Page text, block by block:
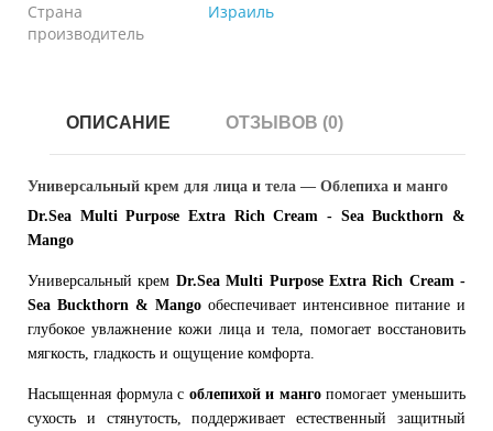
Страна
производитель
Израиль
ОПИСАНИЕ ОТЗЫВОВ (0)
Универсальный крем для лица и тела — Облепиха и манго
Dr.Sea Multi Purpose Extra Rich Cream - Sea Buckthorn &
Mango
Универсальный крем Dr.Sea Multi Purpose Extra Rich Cream -
Sea Buckthorn & Mango обеспечивает интенсивное питание и
глубокое увлажнение кожи лица и тела, помогает восстановить
мягкость, гладкость и ощущение комфорта.
Насыщенная формула с облепихой и мангопомогает уменьшить
сухость и стянутость, поддерживает естественный защитный